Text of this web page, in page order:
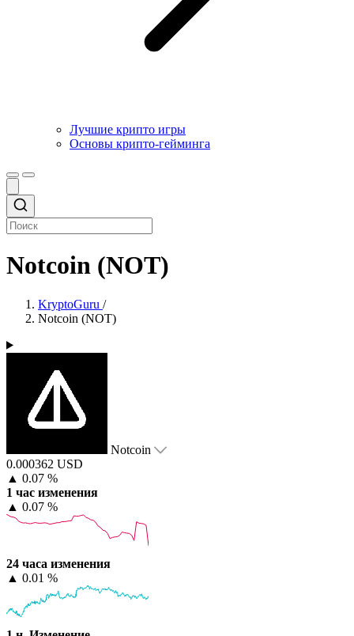
Лучшие крипто игры
Основы крипто-гейминга
Notcoin (NOT)
KryptoGuru /
Notcoin (NOT)
Notcoin
0.000362 USD
▲ 0.07 %
1 час изменения
▲ 0.07 %
24 часа изменения
▲ 0.01 %